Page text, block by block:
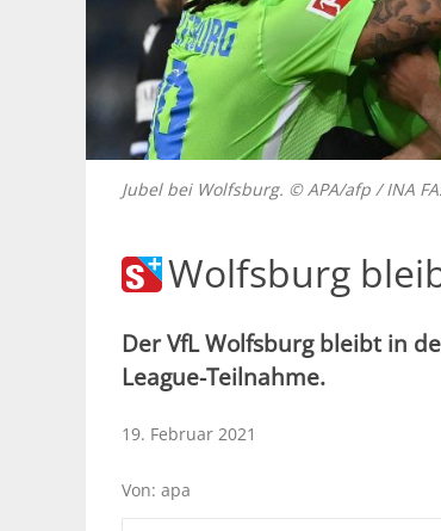
Jubel bei Wolfsburg. © APA/afp / INA
Wolfsburg
Der VfL Wolfsburg bleibt in
League-Teilnahme.
19. Februar 2021
Von: apa